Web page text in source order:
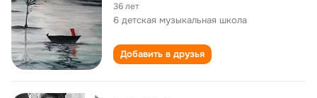
36 лет
6 детская музыкальная школа
Добавить в друзья